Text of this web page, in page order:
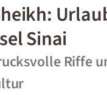
Sinai
Riffe